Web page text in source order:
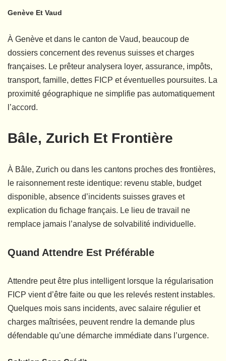
Genève Et Vaud
À Genève et dans le canton de Vaud, beaucoup de
dossiers concernent des revenus suisses et charges
françaises. Le prêteur analysera loyer, assurance, impôts,
transport, famille, dettes FICP et éventuelles poursuites. La
proximité géographique ne simplifie pas automatiquement
l’accord.
Bâle, Zurich Et Frontière
À Bâle, Zurich ou dans les cantons proches des frontières,
le raisonnement reste identique: revenu stable, budget
disponible, absence d’incidents suisses graves et
explication du fichage français. Le lieu de travail ne
remplace jamais l’analyse de solvabilité individuelle.
Quand Attendre Est Préférable
Attendre peut être plus intelligent lorsque la régularisation
FICP vient d’être faite ou que les relevés restent instables.
Quelques mois sans incidents, avec salaire régulier et
charges maîtrisées, peuvent rendre la demande plus
défendable qu’une démarche immédiate dans l’urgence.